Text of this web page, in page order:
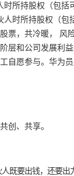
所持股权（包括
时所持股权（包
票，共冷暖， 风
层和公司发展利
自愿参与。华为
创、共享。
既要出钱，还要出